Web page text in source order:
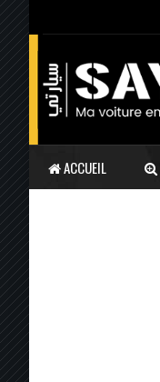
ACCUEIL